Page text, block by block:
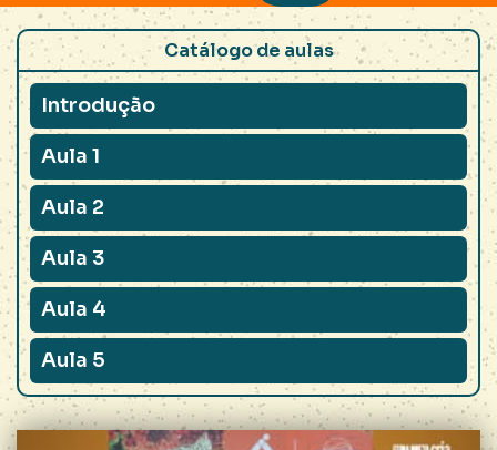
Introdução
Aula 1
Aula 2
Aula 3
Aula 4
Aula 5